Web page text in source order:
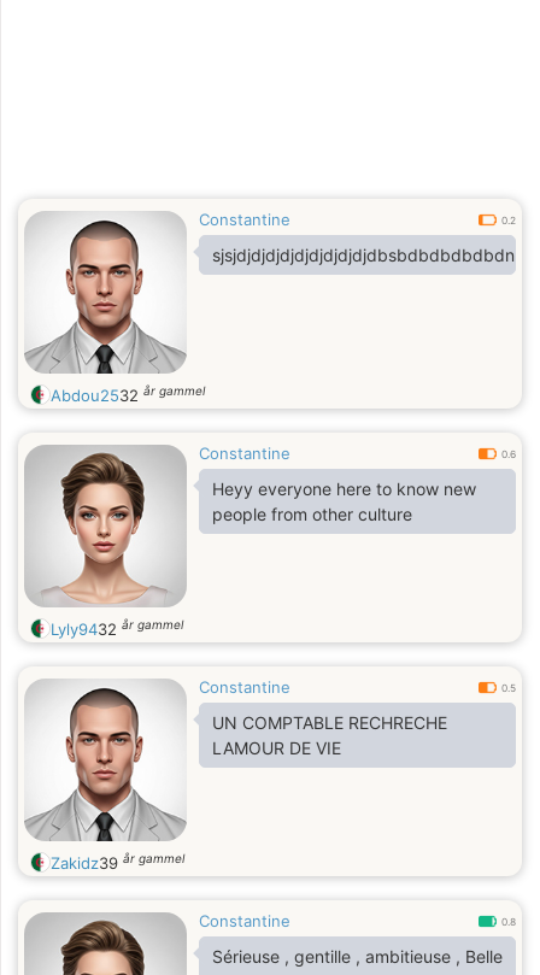
Constantine 0.2
Abdou2532 år gammel
Constantine 0.6
Heyy everyone here to know new
people from other culture
Lyly9432 år gammel
Constantine 0.5
UN COMPTABLE RECHRECHE
LAMOUR DE VIE
Zakidz39 år gammel
Constantine 0.8
Sérieuse , gentille , ambitieuse , Belle